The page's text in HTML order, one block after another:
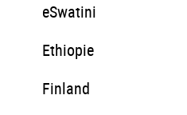
eSwatini
Ethiopie
Finland